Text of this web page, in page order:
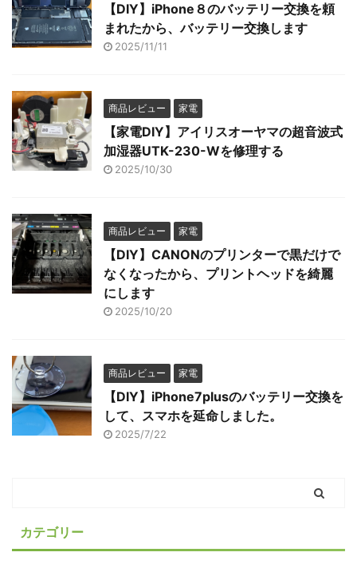
【DIY】iPhone８のバッテリー交換を頼
まれたから、バッテリー交換します
2025/11/11
商品レビュー 家電
【家電DIY】アイリスオーヤマの超音波式
加湿器UTK-230-Wを修理する
2025/10/30
商品レビュー 家電
【DIY】CANONのプリンターで黒だけで
なくなったから、プリントヘッドを綺麗
にします
2025/10/20
商品レビュー 家電
【DIY】iPhone7plusのバッテリー交換を
して、スマホを延命しました。
2025/7/22
カテゴリー